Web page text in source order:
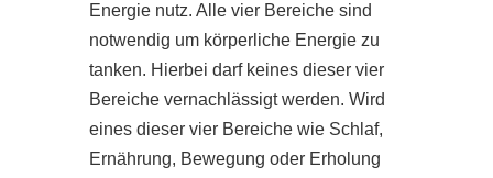
Energie nutz. Alle vier Bereiche sind
notwendig um körperliche Energie zu
tanken. Hierbei darf keines dieser vier
Bereiche vernachlässigt werden. Wird
eines dieser vier Bereiche wie Schlaf,
Ernährung, Bewegung oder Erholung